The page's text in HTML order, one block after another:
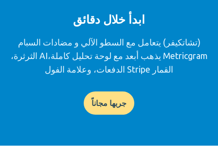
ابدأ خلال دقائق
(تشاتكيفر) يتعامل مع السطو الآلي و مضادات السبام
Metricgram يذهب أبعد مع لوحة تحليل كاملة،AI الثرثرة،
القمار Stripe الدفعات، وعلامة الفول
جربها مجاناً